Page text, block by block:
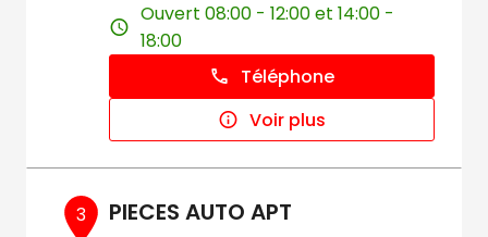
Ouvert 08:00 - 12:00 et 14:00 -
18:00
Téléphone
Voir plus
3 PIECES AUTO APT